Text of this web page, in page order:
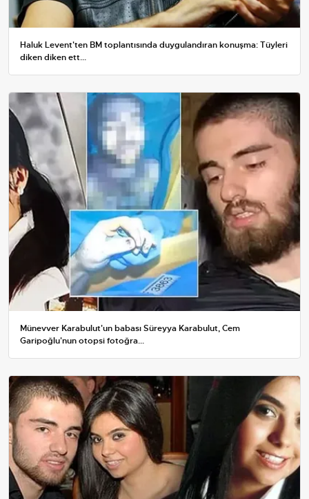
Haluk Levent'ten BM toplantısında duygulandıran konuşma: Tüyleri
diken diken ett...
Münevver Karabulut'un babası Süreyya Karabulut, Cem
Garipoğlu'nun otopsi fotoğra...